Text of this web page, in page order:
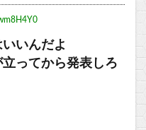
いんだよ
ってから発表しろ